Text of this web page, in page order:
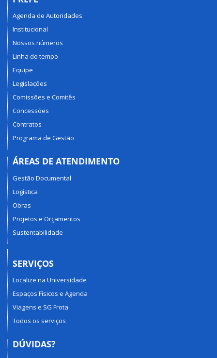
Agenda de Autoridades
Institucional
Nossos números
Linha do tempo
Equipe
Legislações
Comissões e Comitês
Concessões
Contratos
Programa de Gestão
ÁREAS DE ATENDIMENTO
Gestão Documental
Logística
Obras
Projetos e Orçamentos
Sustentabilidade
SERVIÇOS
Localize na Universidade
Espaços Físicos e Agenda
Viagens e SG Frota
Todos os serviços
DÚVIDAS?